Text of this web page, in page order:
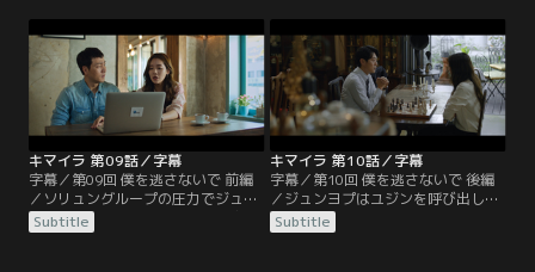
者のヒョギョンは連続爆発事件と過
去のキマイラ事件を関連付けた番組
を企画。キマイラ事件の容疑者で取
り調べ中に自殺したイ・サンウをは
じめ…。
出す。ソ会長の妻ファジョンは病院
の看板医師ジュンヨプが逮捕された
ことに腹を立て、夫を通してペ署長
にクレーム。取調室でペ署長と対面
したジュンヨプは過去…。
キマイラ 第09話／字幕
字幕／第09回 僕を逃さないで 前編
／ソリュングループの圧力でジュン
ヨプは釈放された。すぐに別の容疑
者候補の捜査を指示するコ班長に対
Subtitle
キマイラ 第10話／字幕
字幕／第10回 僕を逃さないで 後編
／ジュンヨプはユジンを呼び出し自
分の生い立ちを話す。ユジンは彼の
真意を測りかねていた。35年前マチ
Subtitle